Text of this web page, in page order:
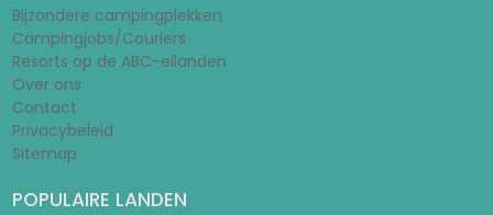
Bijzondere campingplekken
Campingjobs/Couriers
Resorts op de ABC-eilanden
Over ons
Contact
Privacybeleid
Sitemap
POPULAIRE LANDEN